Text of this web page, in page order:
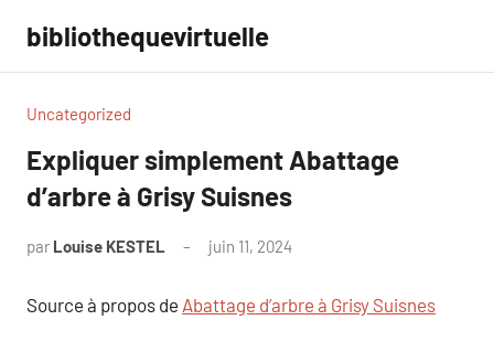
contenu
bibliothequevirtuelle
Uncategorized
Expliquer simplement Abattage
d’arbre à Grisy Suisnes
par Louise KESTEL juin 11, 2024
Source à propos de Abattage d’arbre à Grisy Suisnes